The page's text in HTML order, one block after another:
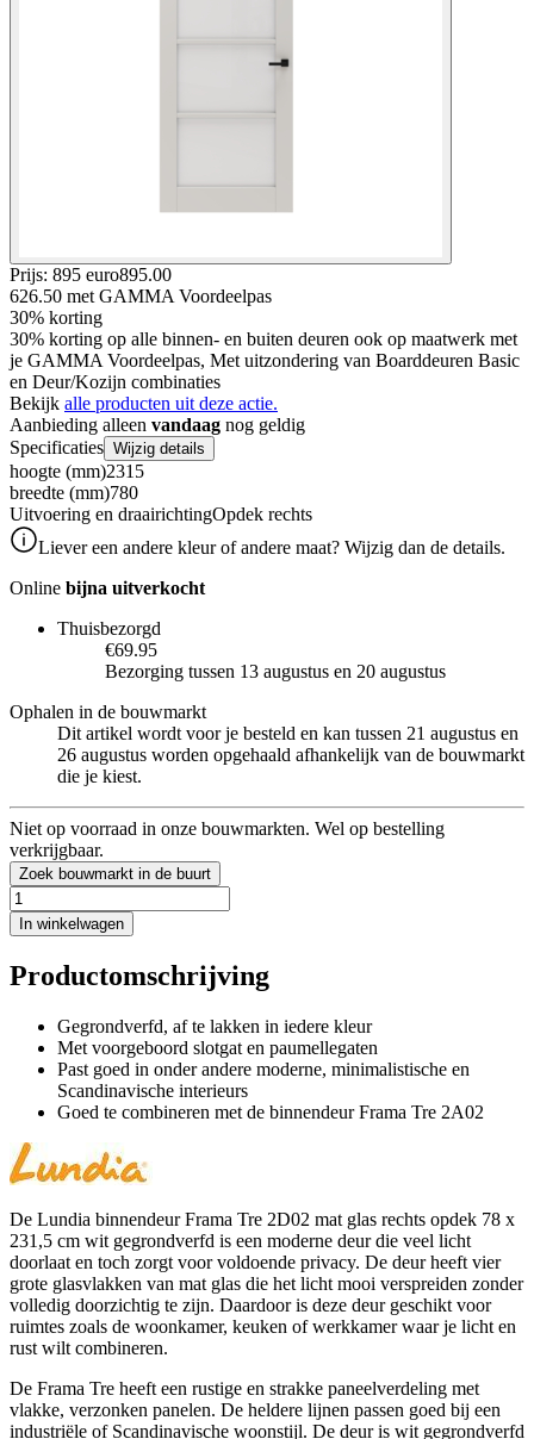
Prijs: 895 euro895.00
626.50 met GAMMA Voordeelpas
30% korting
30% korting op alle binnen- en buiten deuren ook op maatwerk met
je GAMMA Voordeelpas, Met uitzondering van Boarddeuren Basic
en Deur/Kozijn combinaties
Bekijk alle producten uit deze actie.
Aanbieding alleen vandaag nog geldig
Specificaties Wijzig details
hoogte (mm)2315
breedte (mm)780
Uitvoering en draairichtingOpdek rechts
Liever een andere kleur of andere maat? Wijzig dan de details.
Online bijna uitverkocht
Thuisbezorgd
€69.95
Bezorging tussen 13 augustus en 20 augustus
Ophalen in de bouwmarkt
Dit artikel wordt voor je besteld en kan tussen 21 augustus en
26 augustus worden opgehaald afhankelijk van de bouwmarkt
die je kiest.
Niet op voorraad in onze bouwmarkten. Wel op bestelling
verkrijgbaar.
Zoek bouwmarkt in de buurt
In winkelwagen
Productomschrijving
Gegrondverfd, af te lakken in iedere kleur
Met voorgeboord slotgat en paumellegaten
Past goed in onder andere moderne, minimalistische en
Scandinavische interieurs
Goed te combineren met de binnendeur Frama Tre 2A02
De Lundia binnendeur Frama Tre 2D02 mat glas rechts opdek 78 x
231,5 cm wit gegrondverfd is een moderne deur die veel licht
doorlaat en toch zorgt voor voldoende privacy. De deur heeft vier
grote glasvlakken van mat glas die het licht mooi verspreiden zonder
volledig doorzichtig te zijn. Daardoor is deze deur geschikt voor
ruimtes zoals de woonkamer, keuken of werkkamer waar je licht en
rust wilt combineren.
De Frama Tre heeft een rustige en strakke paneelverdeling met
vlakke, verzonken panelen. De heldere lijnen passen goed bij een
industriële of Scandinavische woonstijl. De deur is wit gegrondverfd